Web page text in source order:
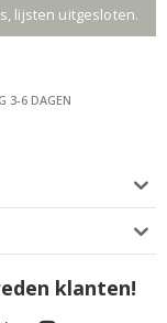
lijsten uitgesloten.
3-6 DAGEN
klanten!